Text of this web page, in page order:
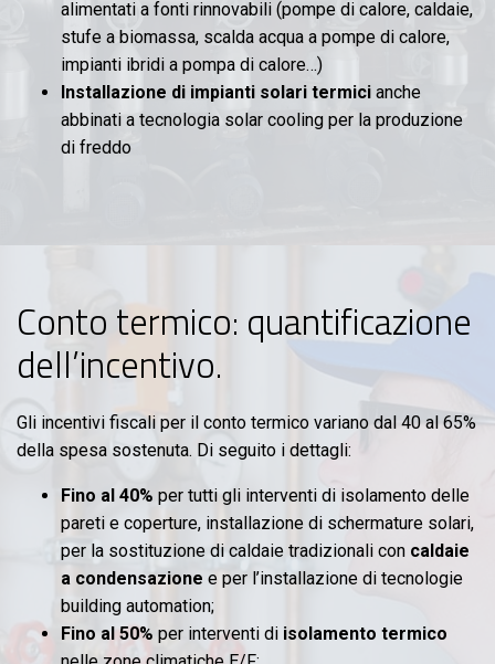
alimentati a fonti rinnovabili (pompe di calore, caldaie,
stufe a biomassa, scalda acqua a pompe di calore,
impianti ibridi a pompa di calore…)
Installazione di impianti solari termici anche
abbinati a tecnologia solar cooling per la produzione
di freddo
Conto termico: quantificazione
dell’incentivo.
Gli incentivi fiscali per il conto termico variano dal 40 al 65%
della spesa sostenuta. Di seguito i dettagli:
Fino al 40% per tutti gli interventi di isolamento delle
pareti e coperture, installazione di schermature solari,
per la sostituzione di caldaie tradizionali con caldaie
a condensazione e per l’installazione di tecnologie
building automation;
Fino al 50% per interventi di isolamento termico